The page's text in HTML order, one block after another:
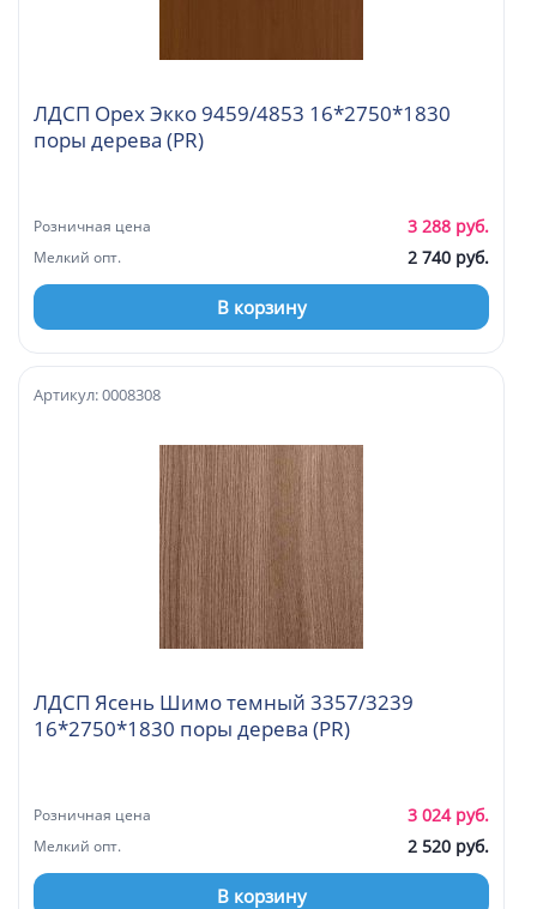
ЛДСП Орех Экко 9459/4853 16*2750*1830
поры дерева (PR)
Розничная цена 3 288 руб.
Мелкий опт. 2 740 руб.
В корзину
ЛДСП Ясень Шимо темный 3357/3239
16*2750*1830 поры дерева (PR)
Артикул: 0008308
Розничная цена 3 024 руб.
Мелкий опт. 2 520 руб.
В корзину